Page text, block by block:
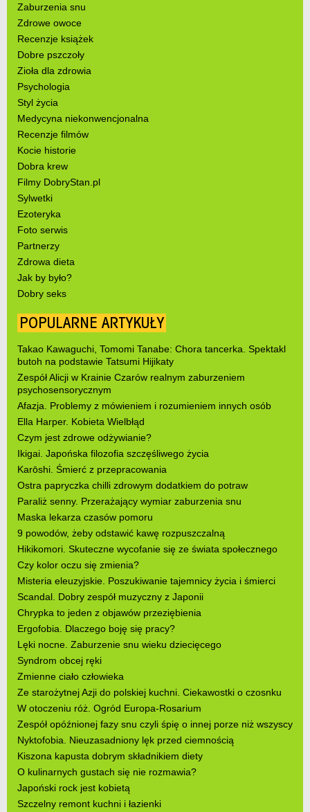
Zaburzenia snu
Zdrowe owoce
Recenzje książek
Dobre pszczoły
Zioła dla zdrowia
Psychologia
Styl życia
Medycyna niekonwencjonalna
Recenzje filmów
Kocie historie
Dobra krew
Filmy DobryStan.pl
Sylwetki
Ezoteryka
Foto serwis
Partnerzy
Zdrowa dieta
Jak by było?
Dobry seks
POPULARNE ARTYKUŁY
Takao Kawaguchi, Tomomi Tanabe: Chora tancerka. Spektakl
butoh na podstawie Tatsumi Hijikaty
Zespół Alicji w Krainie Czarów realnym zaburzeniem
psychosensorycznym
Afazja. Problemy z mówieniem i rozumieniem innych osób
Ella Harper. Kobieta Wielbłąd
Czym jest zdrowe odżywianie?
Ikigai. Japońska filozofia szczęśliwego życia
Karōshi. Śmierć z przepracowania
Ostra papryczka chilli zdrowym dodatkiem do potraw
Paraliż senny. Przerażający wymiar zaburzenia snu
Maska lekarza czasów pomoru
9 powodów, żeby odstawić kawę rozpuszczalną
Hikikomori. Skuteczne wycofanie się ze świata społecznego
Czy kolor oczu się zmienia?
Misteria eleuzyjskie. Poszukiwanie tajemnicy życia i śmierci
Scandal. Dobry zespół muzyczny z Japonii
Chrypka to jeden z objawów przeziębienia
Ergofobia. Dlaczego boję się pracy?
Lęki nocne. Zaburzenie snu wieku dziecięcego
Syndrom obcej ręki
Zmienne ciało człowieka
Ze starożytnej Azji do polskiej kuchni. Ciekawostki o czosnku
W otoczeniu róż. Ogród Europa-Rosarium
Zespół opóźnionej fazy snu czyli śpię o innej porze niż wszyscy
Nyktofobia. Nieuzasadniony lęk przed ciemnością
Kiszona kapusta dobrym składnikiem diety
O kulinarnych gustach się nie rozmawia?
Japoński rock jest kobietą
Szczelny remont kuchni i łazienki